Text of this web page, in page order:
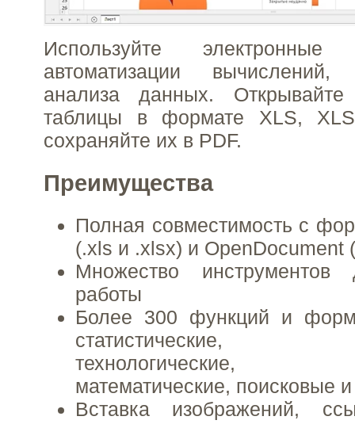
Используйте
автоматизации
анализа данных. Открывайте
таблицы в формате XLS,
сохраняйте их в PDF.
Преимущества
Полная совместимость с
(.xls и .xlsx) и OpenDocument
Множество инструментов
работы
Более 300 функций и
статистические,
технологические,
математические, поисковые
Вставка изображений,